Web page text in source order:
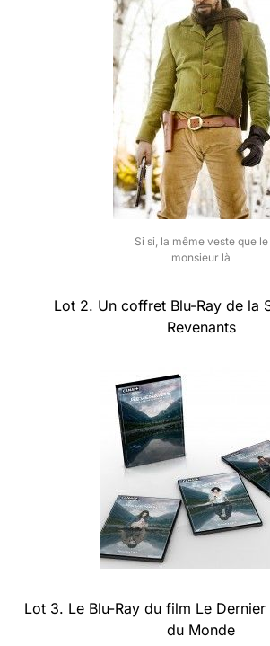
Si si, la même veste que le
monsieur là
Lot 2. Un coffret Blu-Ray de la
Revenants
Lot 3. Le Blu-Ray du film Le
du Monde